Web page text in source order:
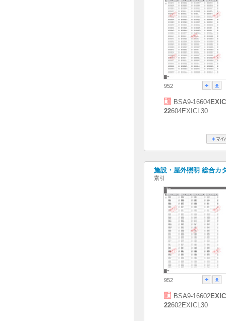
952
BSA9-16604
22604EXICL30
施設・屋外照明 総合カ
索引
952
BSA9-16602
22602EXICL30